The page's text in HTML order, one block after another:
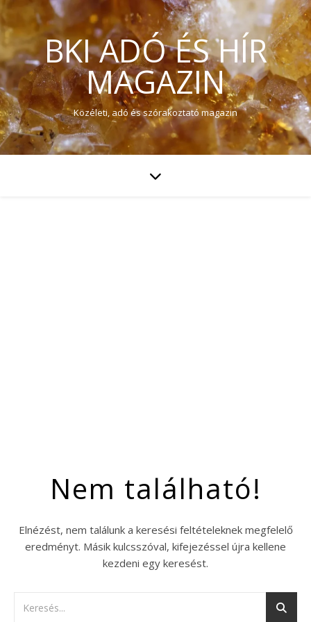
BKI ADÓ ÉS HÍR
MAGAZIN
Közéleti, adó és szórakoztató magazin
Nem található!
Elnézést, nem találunk a keresési feltételeknek megfelelő
eredményt. Másik kulcsszóval, kifejezéssel újra kellene
kezdeni egy keresést.